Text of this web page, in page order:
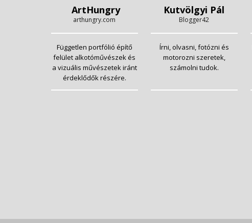
ArtHungry
arthungry.com
Független portfólió építő
felület alkotóművészek és
a vizuális művészetek iránt
érdeklődők részére.
Kutvölgyi Pál
Blogger42
Írni, olvasni, fotózni és
motorozni szeretek,
számolni tudok.